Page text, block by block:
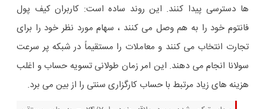
ها دسترسی پیدا کنند. این روند ساده است: کاربران کیف پول
فانتوم خود را به هم وصل می کنند ، سهام مورد نظر خود را برای
تجارت انتخاب می کنند و معاملات را مستقیماً در شبکه پر سرعت
سولانا انجام می دهند. این امر زمان طولانی تسویه حساب و اغلب
هزینه های زیاد مرتبط با حساب کارگزاری سنتی را از بین می برد.